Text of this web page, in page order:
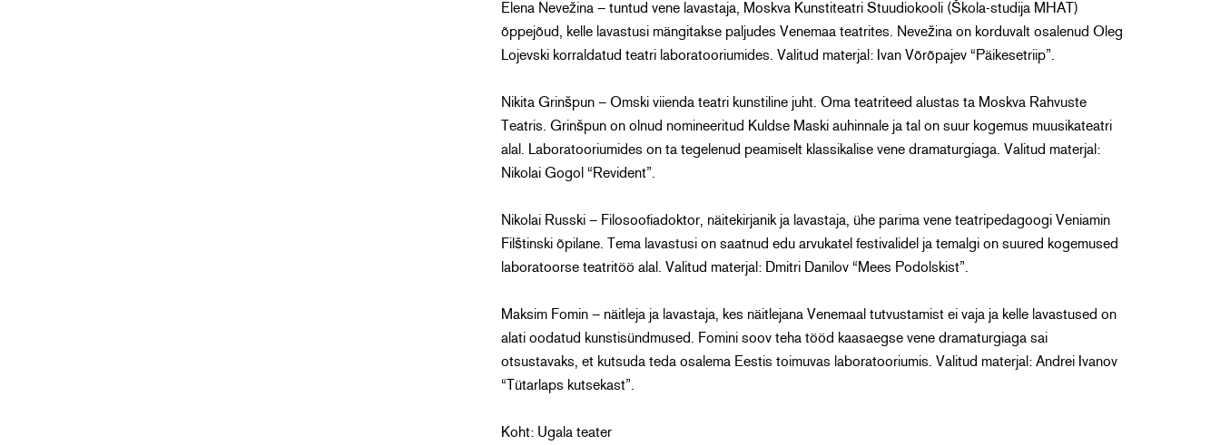
Elena Nevežina – tuntud vene lavastaja, Moskva Kunstiteatri Stuudiokooli (Škola-studija MHAT)
õppejõud, kelle lavastusi mängitakse paljudes Venemaa teatrites. Nevežina on korduvalt osalenud Oleg
Lojevski korraldatud teatri laboratooriumides. Valitud materjal: Ivan Võrõpajev “Päikesetriip”.
Nikita Grinšpun – Omski viienda teatri kunstiline juht. Oma teatriteed alustas ta Moskva Rahvuste
Teatris. Grinšpun on olnud nomineeritud Kuldse Maski auhinnale ja tal on suur kogemus muusikateatri
alal. Laboratooriumides on ta tegelenud peamiselt klassikalise vene dramaturgiaga. Valitud materjal:
Nikolai Gogol “Revident”.
Nikolai Russki – Filosoofiadoktor, näitekirjanik ja lavastaja, ühe parima vene teatripedagoogi Veniamin
Filštinski õpilane. Tema lavastusi on saatnud edu arvukatel festivalidel ja temalgi on suured kogemused
laboratoorse teatritöö alal. Valitud materjal: Dmitri Danilov “Mees Podolskist”.
Maksim Fomin – näitleja ja lavastaja, kes näitlejana Venemaal tutvustamist ei vaja ja kelle lavastused on
alati oodatud kunstisündmused. Fomini soov teha tööd kaasaegse vene dramaturgiaga sai
otsustavaks, et kutsuda teda osalema Eestis toimuvas laboratooriumis. Valitud materjal: Andrei Ivanov
“Tütarlaps kutsekast”.
Koht: Ugala teater